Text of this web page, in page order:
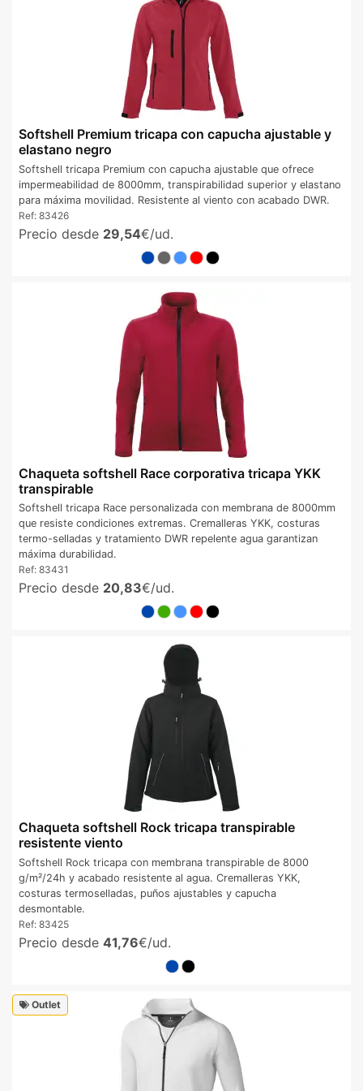
Softshell Premium tricapa con capucha ajustable y
elastano negro
Softshell tricapa Premium con capucha ajustable que ofrece
impermeabilidad de 8000mm, transpirabilidad superior y elastano
para máxima movilidad. Resistente al viento con acabado DWR.
Ref: 83426
Precio desde 29,54€/ud.
Chaqueta softshell Race corporativa tricapa YKK
transpirable
Softshell tricapa Race personalizada con membrana de 8000mm
que resiste condiciones extremas. Cremalleras YKK, costuras
termo-selladas y tratamiento DWR repelente agua garantizan
máxima durabilidad.
Ref: 83431
Precio desde 20,83€/ud.
Chaqueta softshell Rock tricapa transpirable
resistente viento
Softshell Rock tricapa con membrana transpirable de 8000
g/m²/24h y acabado resistente al agua. Cremalleras YKK,
costuras termoselladas, puños ajustables y capucha
desmontable.
Ref: 83425
Precio desde 41,76€/ud.
Outlet